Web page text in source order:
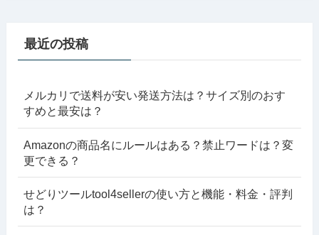
最近の投稿
メルカリで送料が安い発送方法は？サイズ別のおす
すめと最安は？
Amazonの商品名にルールはある？禁止ワードは？変
更できる？
せどりツールtool4sellerの使い方と機能・料金・評判
は？